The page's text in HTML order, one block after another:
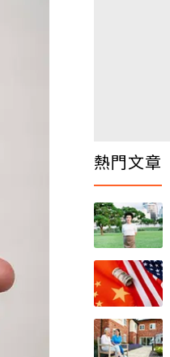
熱門文章